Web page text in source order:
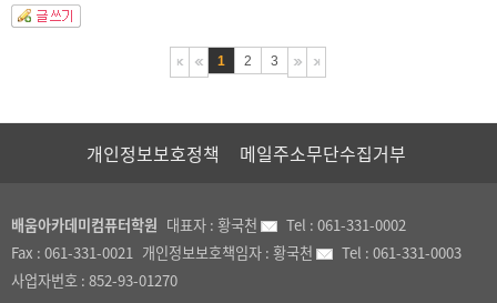
1 2 3
개인정보보호정책 메일주소무단수집거부
배움아카데미컴퓨터학원 대표자 : 황국천 Tel : 061-331-0002
Fax : 061-331-0021 개인정보보호책임자 : 황국천 Tel : 061-331-0003
사업자번호 : 852-93-01270